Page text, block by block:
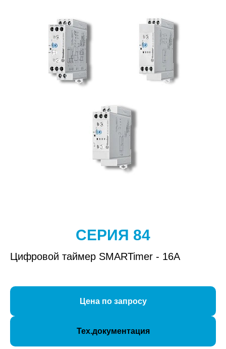
СЕРИЯ 84
Цифровой таймер SMARTimer - 16А
Цена по запросу
Тех.документация